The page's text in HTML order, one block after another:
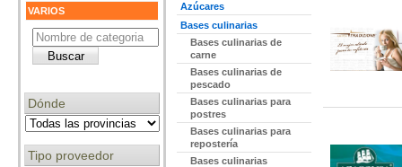
VARIOS
Dónde
Tipo proveedor
Azúcares
Bases culinarias
Bases culinarias de
carne
Bases culinarias de
pescado
Bases culinarias para
postres
Bases culinarias para
repostería
Bases culinarias